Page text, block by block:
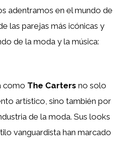
adentramos en el mundo de
las parejas más icónicas y
de la moda y la música:
como The Carters no solo
artístico, sino también por
de la moda. Sus looks
vanguardista han marcado